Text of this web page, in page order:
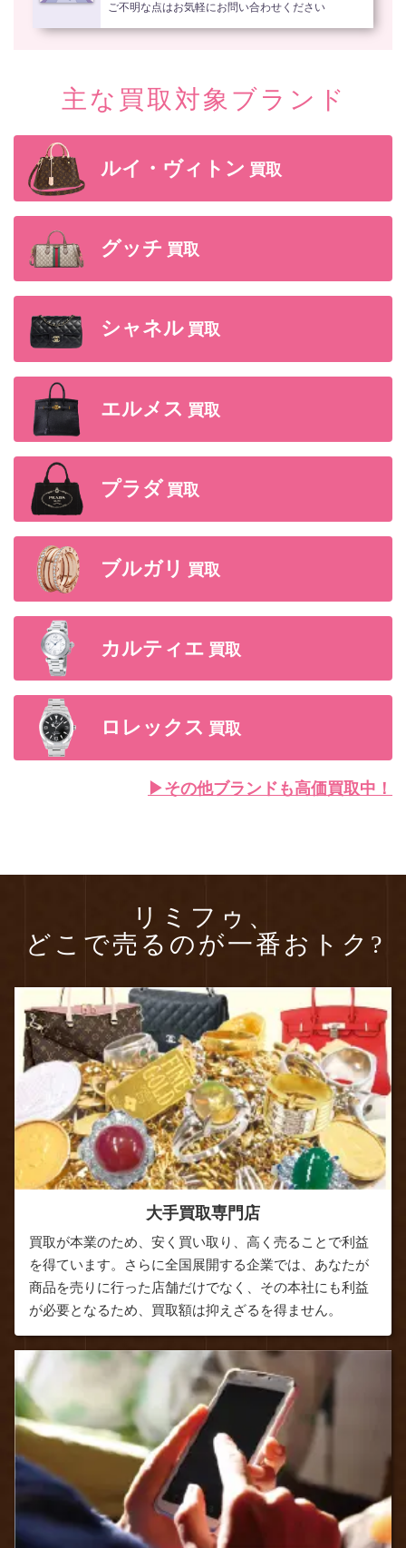
ご不明な点はお気軽にお問い合わせください
主な買取対象ブランド
ルイ・ヴィトン 買取
グッチ 買取
シャネル 買取
エルメス 買取
プラダ 買取
ブルガリ 買取
カルティエ 買取
ロレックス 買取
▶︎その他ブランドも高価買取中！
リミフゥ、
どこで売るのが一番おトク?
大手買取専門店
買取が本業のため、安く買い取り、高く売ることで利益
を得ています。さらに全国展開する企業では、あなたが
商品を売りに行った店舗だけでなく、その本社にも利益
が必要となるため、買取額は抑えざるを得ません。